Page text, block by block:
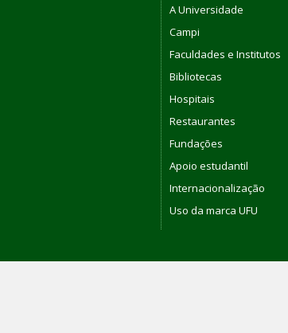
A Universidade
Campi
Faculdades e Institutos
Bibliotecas
Hospitais
Restaurantes
Fundações
Apoio estudantil
Internacionalização
Uso da marca UFU